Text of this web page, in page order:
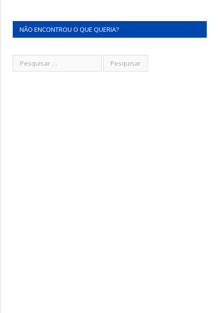
NÃO ENCONTROU O QUE QUERIA?